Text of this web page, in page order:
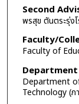
Second
พรสุข ตันตระรุ่ง
Faculty/
Faculty of
Department
Technology (ภ